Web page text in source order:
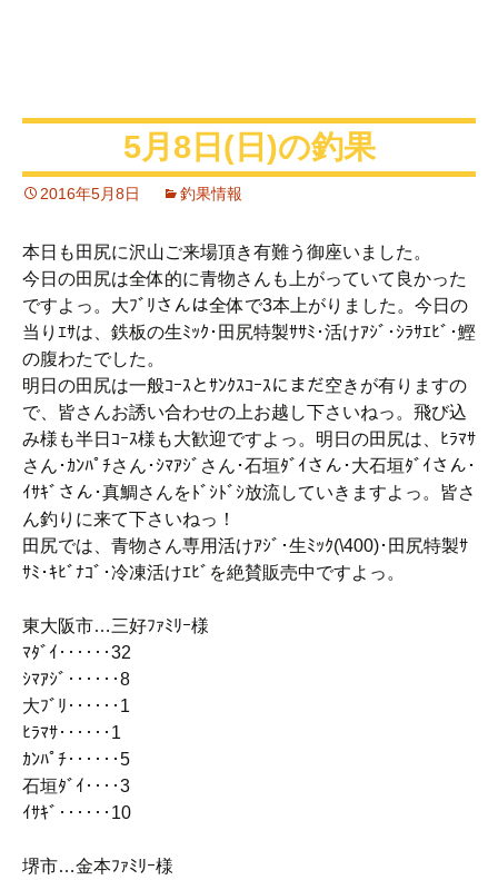
5月8日(日)の釣果
2016年5月8日 釣果情報
本日も田尻に沢山ご来場頂き有難う御座いました。
今日の田尻は全体的に青物さんも上がっていて良かった
ですよっ。大ﾌﾞﾘさんは全体で3本上がりました。今日の
当りｴｻは、鉄板の生ﾐｯｸ･田尻特製ｻｻﾐ･活けｱｼﾞ･ｼﾗｻｴﾋﾞ･鰹
の腹わたでした。
明日の田尻は一般ｺｰｽとｻﾝｸｽｺｰｽにまだ空きが有りますの
で、皆さんお誘い合わせの上お越し下さいねっ。飛び込
み様も半日ｺｰｽ様も大歓迎ですよっ。明日の田尻は、ﾋﾗﾏｻ
さん･ｶﾝﾊﾟﾁさん･ｼﾏｱｼﾞさん･石垣ﾀﾞｲさん･大石垣ﾀﾞｲさん･
ｲｻｷﾞさん･真鯛さんをﾄﾞｼﾄﾞｼ放流していきますよっ。皆さ
ん釣りに来て下さいねっ！
田尻では、青物さん専用活けｱｼﾞ･生ﾐｯｸ(\400)･田尻特製ｻ
ｻﾐ･ｷﾋﾞﾅｺﾞ･冷凍活けｴﾋﾞを絶賛販売中ですよっ。
東大阪市…三好ﾌｧﾐﾘｰ様
ﾏﾀﾞｲ‥‥‥32
ｼﾏｱｼﾞ‥‥‥8
大ﾌﾞﾘ‥‥‥1
ﾋﾗﾏｻ‥‥‥1
ｶﾝﾊﾟﾁ‥‥‥5
石垣ﾀﾞｲ‥‥3
ｲｻｷﾞ‥‥‥10
堺市…金本ﾌｧﾐﾘｰ様